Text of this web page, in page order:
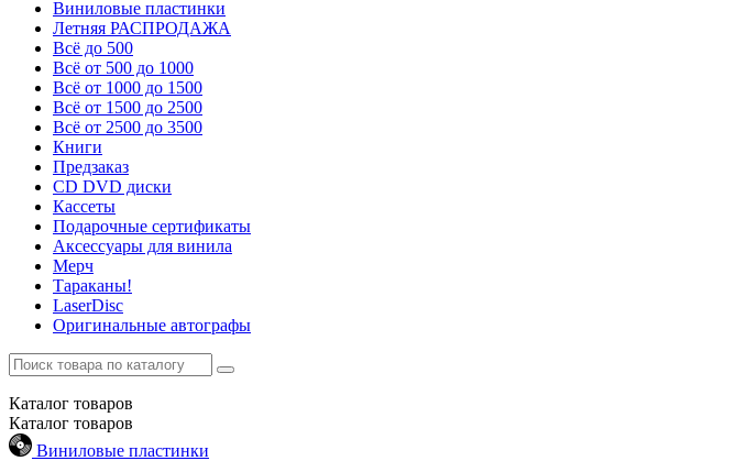
Виниловые пластинки
Летняя РАСПРОДАЖА
Всё до 500
Всё от 500 до 1000
Всё от 1000 до 1500
Всё от 1500 до 2500
Всё от 2500 до 3500
Книги
Предзаказ
CD DVD диски
Кассеты
Подарочные сертификаты
Аксессуары для винила
Мерч
Тараканы!
LaserDisc
Оригинальные автографы
Каталог товаров
Каталог товаров
Виниловые пластинки